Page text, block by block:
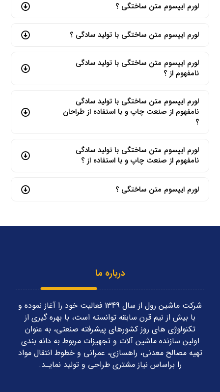
لورم ایپسوم متن ساختگی ؟
لورم ایپسوم متن ساختگی با تولید سادگی ؟
لورم ایپسوم متن ساختگی با تولید سادگی
نامفهوم از ؟
لورم ایپسوم متن ساختگی با تولید سادگی
نامفهوم از صنعت چاپ و با استفاده از طراحان
؟
لورم ایپسوم متن ساختگی با تولید سادگی
نامفهوم از صنعت چاپ و با استفاده از ؟
لورم ایپسوم متن ساختگی ؟
درباره ما
شرکت ماشین رول از سال 1349 فعاليت خود را آغاز نموده و
با بیش از نیم قرن سابقه توانسته است، با بهره گیری از
تکنولوژی های روز کشورهای پیشرفته صنعتی، به عنوان
اولین سازنده ماشین آلات و تجهیزات مربوط به دانه بندی
تهیه مصالح معدنی، راهسازی، عمرانی و خطوط انتقال مواد
را براساس نياز مشتری طراحی و توليد نمايـد.